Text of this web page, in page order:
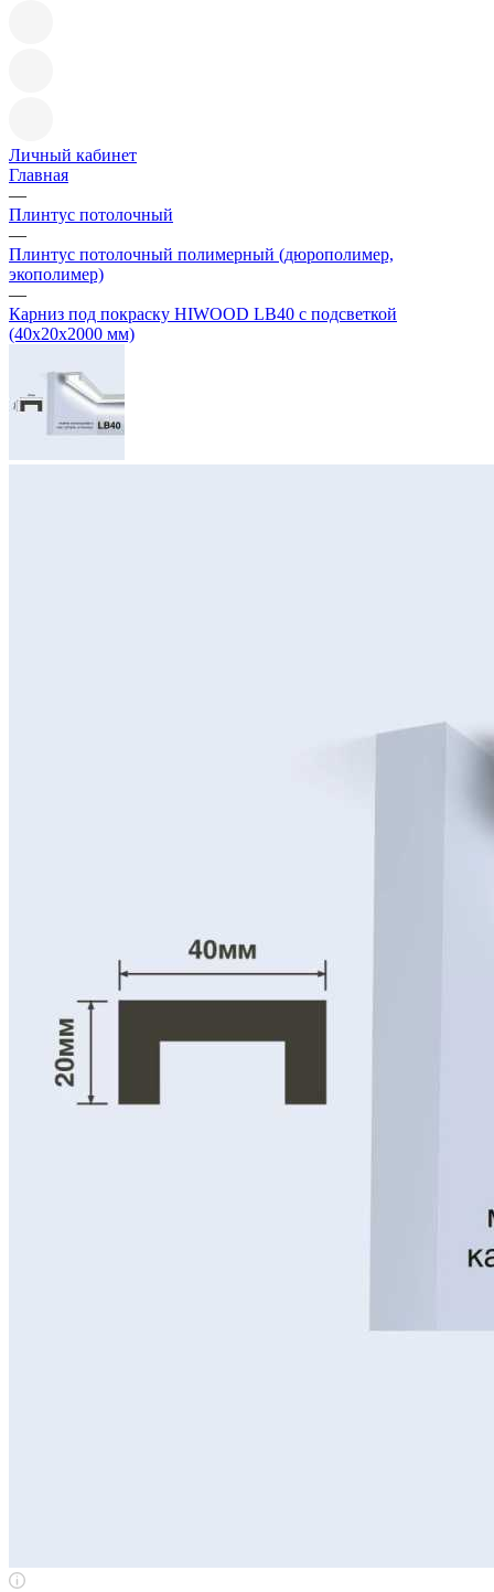
Личный кабинет
Главная
—
Плинтус потолочный
—
Плинтус потолочный полимерный (дюрополимер,
экополимер)
—
Карниз под покраску HIWOOD LB40 с подсветкой
(40х20х2000 мм)